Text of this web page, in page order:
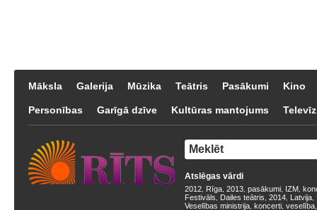
Māksla Galerija Mūzika Teātris Pasākumi Kino
Personības Garīgā dzīve Kultūras mantojums
Atslēgas vārdi
2012 Rīga 2013 pasākumi IZM
Festivāls
Dailes teātris 2014 Latvija
Veselības ministrija koncerti veselība